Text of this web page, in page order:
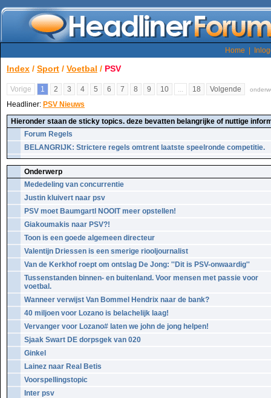
Home
Index / Sport / Voetbal / PSV
Vorige 1 2 3 4 5 6 7 8 9 10 ... 18 Volgende
Headliner: PSV Nieuws
Hieronder staan de sticky topics. deze bevatten belangrijke of nuttige
Forum Regels
BELANGRIJK: Strictere regels omtrent laatste speelronde competitie.
Onderwerp
Mededeling van concurrentie
Justin kluivert naar psv
PSV moet Baumgartl NOOIT meer opstellen!
Giakoumakis naar PSV?!
Toon is een goede algemeen directeur
Valentijn Driessen is een smerige riooljournalist
Van de Kerkhof roept om ontslag De Jong: ''Dit is PSV-onwaardig''
Tussenstanden binnen- en buitenland. Voor mensen met passie voor
voetbal.
Wanneer verwijst Van Bommel Hendrix naar de bank?
40 miljoen voor Lozano is belachelijk laag!
Vervanger voor Lozano# laten we john de jong helpen!
Sjaak Swart DE dorpsgek van 020
Ginkel
Lainez naar Real Betis
Voorspellingstopic
Inter psv